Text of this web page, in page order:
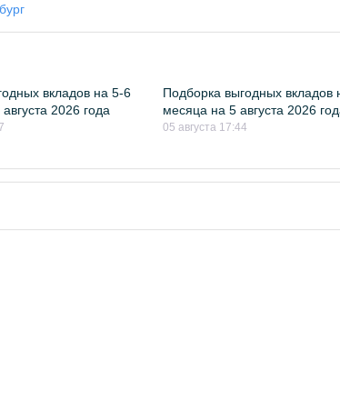
вкладов на 5-6
2026 года
Подборка выгодных вкладов
месяца на 5 августа 2026
05 августа 17:44